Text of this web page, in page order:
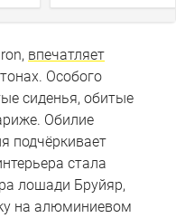
впечатляет
Особого
сиденья, обитые
Обилие
подчёркивает
стала
лошади Бруйяр,
на алюминиевом